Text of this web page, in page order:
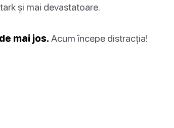
și mai devastatoare.
mai jos. Acum începe distracția!